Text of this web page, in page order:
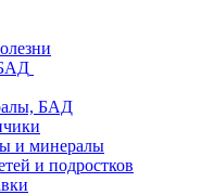
БАД
и минералы
и подростков